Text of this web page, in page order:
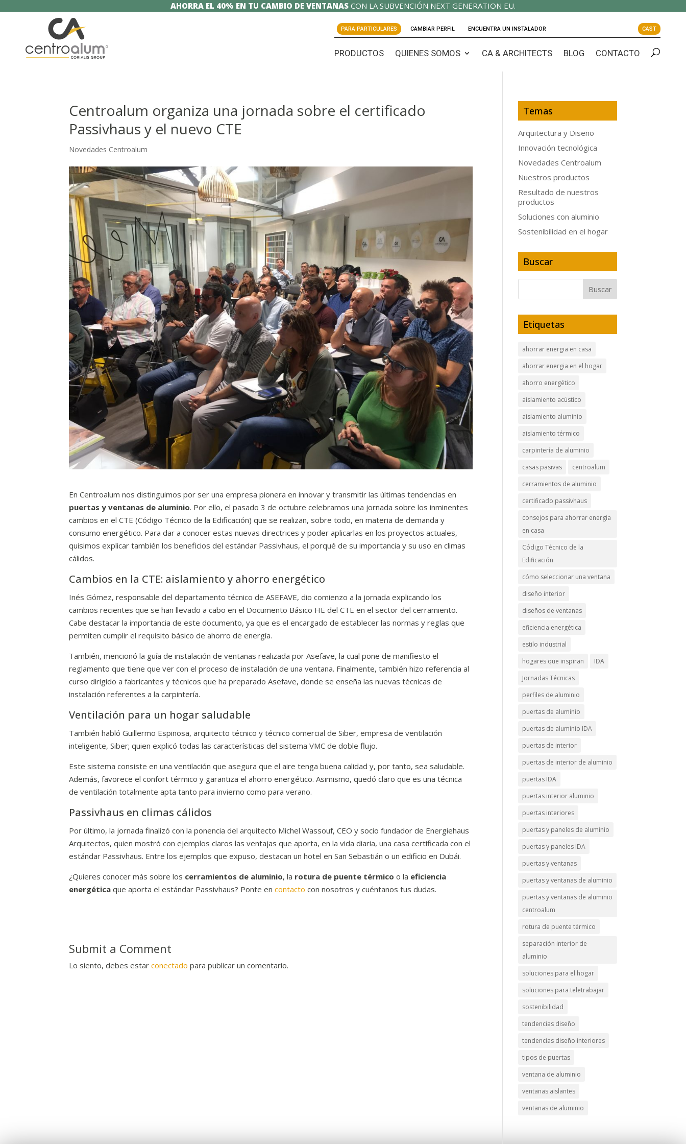
AHORRA EL 40% EN TU CAMBIO DE VENTANAS CON LA SUBVENCIÓN NEXT GENERATION EU.
PARA PARTICULARES CAMBIAR PERFIL ENCUENTRA UN INSTALADOR CAST
PRODUCTOS QUIENES SOMOS CA & ARCHITECTS BLOG CONTACTO
Centroalum organiza una jornada sobre el certificado
Passivhaus y el nuevo CTE
Novedades Centroalum
En Centroalum nos distinguimos por ser una empresa pionera en innovar y transmitir las últimas tendencias en
puertas y ventanas de aluminio. Por ello, el pasado 3 de octubre celebramos una jornada sobre los inminentes
cambios en el CTE (Código Técnico de la Edificación) que se realizan, sobre todo, en materia de demanda y
consumo energético. Para dar a conocer estas nuevas directrices y poder aplicarlas en los proyectos actuales,
quisimos explicar también los beneficios del estándar Passivhaus, el porqué de su importancia y su uso en climas
cálidos.
Cambios en la CTE: aislamiento y ahorro energético
Inés Gómez, responsable del departamento técnico de ASEFAVE, dio comienzo a la jornada explicando los
cambios recientes que se han llevado a cabo en el Documento Básico HE del CTE en el sector del cerramiento.
Cabe destacar la importancia de este documento, ya que es el encargado de establecer las normas y reglas que
permiten cumplir el requisito básico de ahorro de energía.
También, mencionó la guía de instalación de ventanas realizada por Asefave, la cual pone de manifiesto el
reglamento que tiene que ver con el proceso de instalación de una ventana. Finalmente, también hizo referencia al
curso dirigido a fabricantes y técnicos que ha preparado Asefave, donde se enseña las nuevas técnicas de
instalación referentes a la carpintería.
Ventilación para un hogar saludable
También habló Guillermo Espinosa, arquitecto técnico y técnico comercial de Siber, empresa de ventilación
inteligente, Siber; quien explicó todas las características del sistema VMC de doble flujo.
Este sistema consiste en una ventilación que asegura que el aire tenga buena calidad y, por tanto, sea saludable.
Además, favorece el confort térmico y garantiza el ahorro energético. Asimismo, quedó claro que es una técnica
de ventilación totalmente apta tanto para invierno como para verano.
Passivhaus en climas cálidos
Por último, la jornada finalizó con la ponencia del arquitecto Michel Wassouf, CEO y socio fundador de Energiehaus
Arquitectos, quien mostró con ejemplos claros las ventajas que aporta, en la vida diaria, una casa certificada con el
estándar Passivhaus. Entre los ejemplos que expuso, destacan un hotel en San Sebastián o un edificio en Dubái.
¿Quieres conocer más sobre los cerramientos de aluminio, la rotura de puente térmico o la eficiencia
energética que aporta el estándar Passivhaus? Ponte encontacto con nosotros y cuéntanos tus dudas.
Submit a Comment
Lo siento, debes estarconectado para publicar un comentario.
Temas
Arquitectura y Diseño
Innovación tecnológica
Novedades Centroalum
Nuestros productos
Resultado de nuestros
productos
Soluciones con aluminio
Sostenibilidad en el hogar
Buscar
Etiquetas
ahorrar energia en casa
ahorrar energia en el hogar
ahorro energético
aislamiento acústico
aislamiento aluminio
aislamiento térmico
carpintería de aluminio
casas pasivas
centroalum
cerramientos de aluminio
certificado passivhaus
consejos para ahorrar energia
en casa
Código Técnico de la
Edificación
cómo seleccionar una ventana
diseño interior
diseños de ventanas
eficiencia energética
estilo industrial
hogares que inspiran
IDA
Jornadas Técnicas
perfiles de aluminio
puertas de aluminio
puertas de aluminio IDA
puertas de interior
puertas de interior de aluminio
puertas IDA
puertas interior aluminio
puertas interiores
puertas y paneles de aluminio
puertas y paneles IDA
puertas y ventanas
puertas y ventanas de aluminio
puertas y ventanas de aluminio
centroalum
rotura de puente térmico
separación interior de
aluminio
soluciones para el hogar
soluciones para teletrabajar
sostenibilidad
tendencias diseño
tendencias diseño interiores
tipos de puertas
ventana de aluminio
ventanas aislantes
ventanas de aluminio